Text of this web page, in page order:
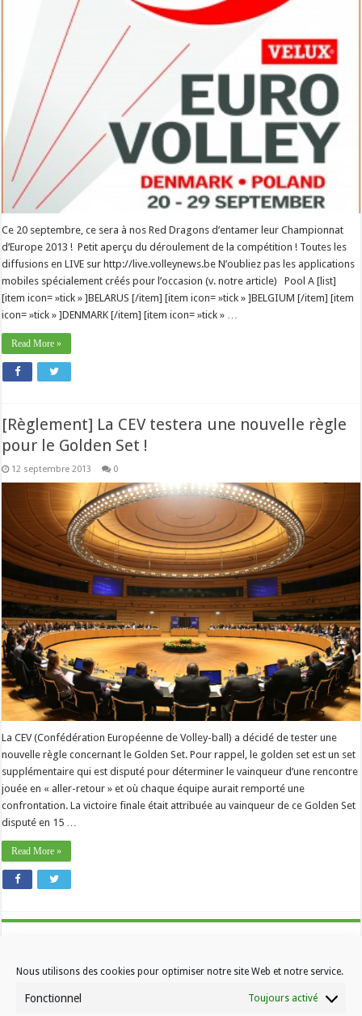
Nous utilisons des cookies pour optimiser notre site Web et notre service.
Fonctionnel Toujours activé
Ce 20 septembre, ce sera à nos Red Dragons d’entamer leur Championnat
d’Europe 2013 ! Petit aperçu du déroulement de la compétition ! Toutes les
diffusions en LIVE sur http://live.volleynews.be N’oubliez pas les applications
mobiles spécialement créés pour l’occasion (v. notre article) Pool A [list]
[item icon= »tick » ]BELARUS [/item] [item icon= »tick » ]BELGIUM [/item] [item
icon= »tick » ]DENMARK [/item] [item icon= »tick » …
Read More »
[Règlement] La CEV testera une nouvelle règle
pour le Golden Set !
12 septembre 2013 0
La CEV (Confédération Européenne de Volley-ball) a décidé de tester une
nouvelle règle concernant le Golden Set. Pour rappel, le golden set est un set
supplémentaire qui est disputé pour déterminer le vainqueur d’une rencontre
jouée en « aller-retour » et où chaque équipe aurait remporté une
confrontation. La victoire finale était attribuée au vainqueur de ce Golden Set
disputé en 15 …
Read More »